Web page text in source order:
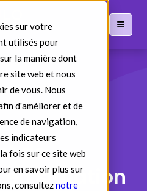
sur votre
utilisés pour
la manière dont
site web et nous
de vous. Nous
d'améliorer et de
de navigation,
indicateurs
fois sur ce site web
en savoir plus sur
consulteznotre
de
en situation